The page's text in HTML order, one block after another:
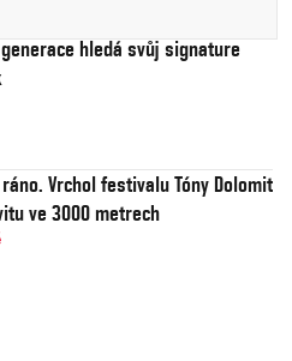
hledá svůj signature
Vrchol festivalu Tóny Dolomit
ve 3000 metrech